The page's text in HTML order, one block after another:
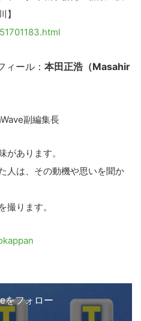
】
ィール： 本田正浩（Masahir
副編集長
があります。
人は、その動機や思いを聞か
撮ります。
をフォロー